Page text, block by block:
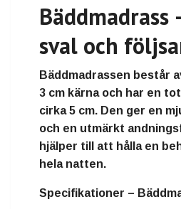
sval och
Bäddmadrassen består
3 cm kärnaoch har en
cirka5 cm. Den ger en
och en utmärkt
hjälper till att hålla en
hela natten.
Specifikationer –